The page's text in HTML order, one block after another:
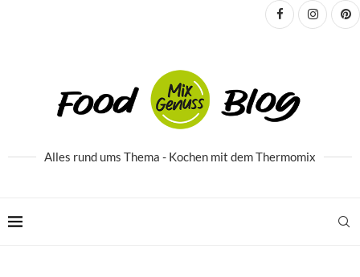
Alles rund ums Thema - Kochen mit dem Thermomix